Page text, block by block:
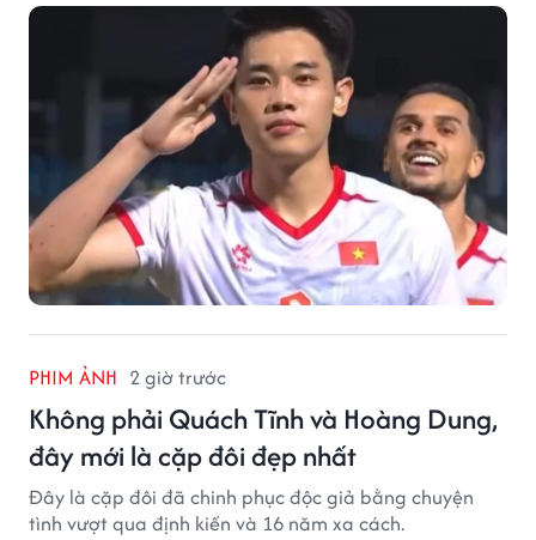
PHIM ẢNH 2 giờ trước
Không phải Quách Tĩnh và Hoàng Dung,
đây mới là cặp đôi đẹp nhất
Đây là cặp đôi đã chinh phục độc giả bằng chuyện
tình vượt qua định kiến và 16 năm xa cách.